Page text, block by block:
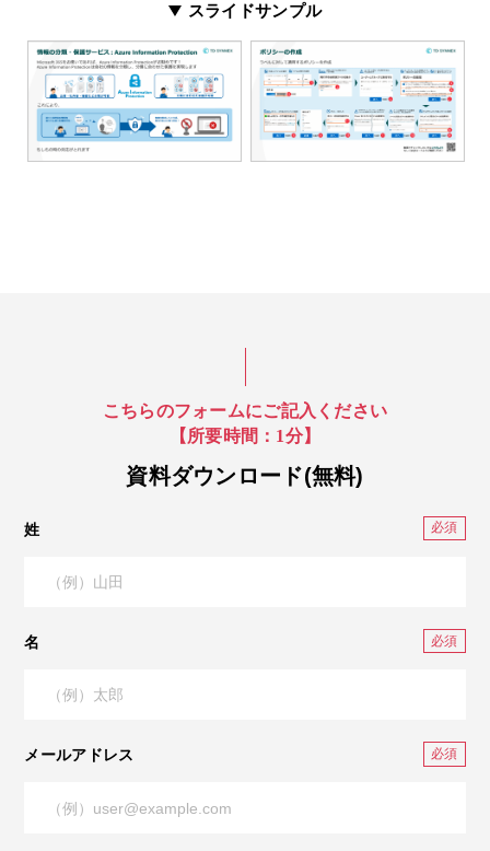
スライドサンプル
こちらのフォームにご記入ください
【所要時間：1分】
資料ダウンロード(無料)
姓
名
メールアドレス